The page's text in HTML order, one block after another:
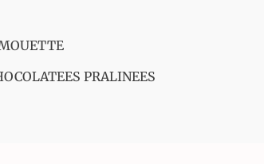
PRALINEES